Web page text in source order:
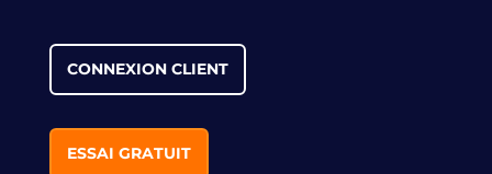
CONNEXION CLIENT
ESSAI GRATUIT